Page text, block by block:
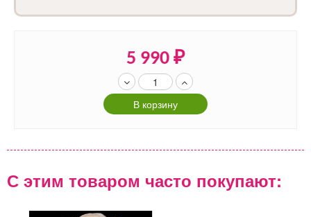
5 990 ₽
В корзину
С этим товаром часто покупают: